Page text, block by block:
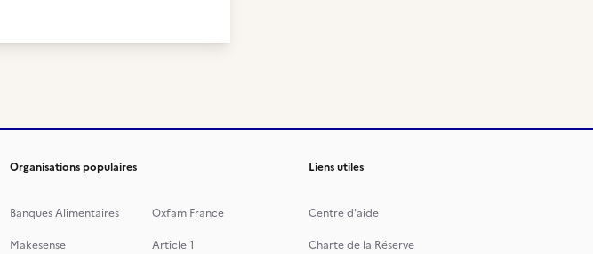
Organisations populaires
Banques Alimentaires
Oxfam France
Makesense
Article 1
Liens utiles
Centre d'aide
Charte de la Réserve